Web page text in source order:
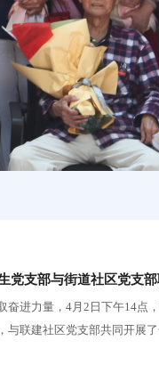
支部与街道社区党支
进力量，4月2日下午14点
与联建社区党支部共同开展